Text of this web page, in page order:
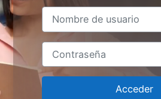
Nombre de usuario
Contraseña
Acceder